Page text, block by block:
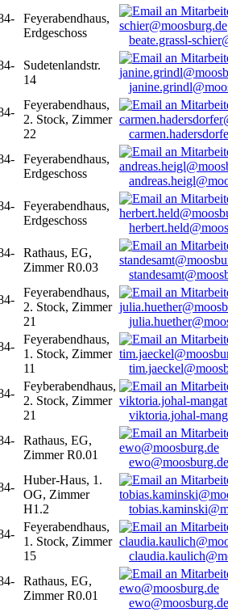
Feyerabendhaus,
Erdgeschoss
beate.grassl-
Sudetenlandstr.
14
Feyerabendhaus,
2. Stock, Zimmer
22
Feyerabendhaus,
Erdgeschoss
Feyerabendhaus,
Erdgeschoss
Rathaus, EG,
Zimmer R0.03
Feyerabendhaus,
2. Stock, Zimmer
21
Feyerabendhaus,
1. Stock, Zimmer
11
Feyberabendhaus,
2. Stock, Zimmer
21
viktoria.johal-
Rathaus, EG,
Zimmer R0.01
ewo@moosburg.de
Huber-Haus, 1.
OG, Zimmer
H1.2
Feyerabendhaus,
1. Stock, Zimmer
15
Rathaus, EG,
Zimmer R0.01
ewo@moosburg.de